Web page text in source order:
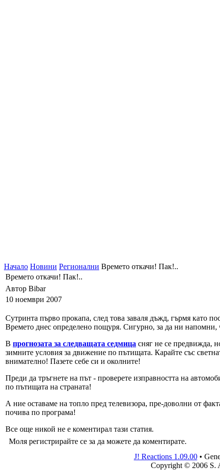
Начало Новини Регионални Времето откачи! Пак!..
Времето откачи! Пак!..
Автор Bibar
10 ноември 2007
Сутринта първо прокапа, след това заваля дъжд, гърмя като
Времето днес определено пощуря. Сигурно, за да ни напомни,
В прогнозата за следващата седмица сняг не се предвижда,
зимните условия за движение по пътищата. Карайте със
внимателно! Пазете себе си и околните!
Преди да тръгнете на път - проверете изправността на
по пътищата на страната!
А ние оставаме на топло пред телевизора, пре-доволни от
почива по програма!
Все още никой не е коментирал тази статия.
Моля регистрирайте се за да можете да коментирате.
J! Reactions 1.09.00•
Copyright © 2006 S.